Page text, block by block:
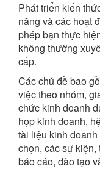
Phát triển kiến
năng và các hoạt
phép bạn thực
không thường
cấp.
Các chủ đề bao
việc theo nhóm,
chức kinh doanh
họp kinh doanh,
tài liệu kinh
chọn, các sự
báo cáo, đào tạo